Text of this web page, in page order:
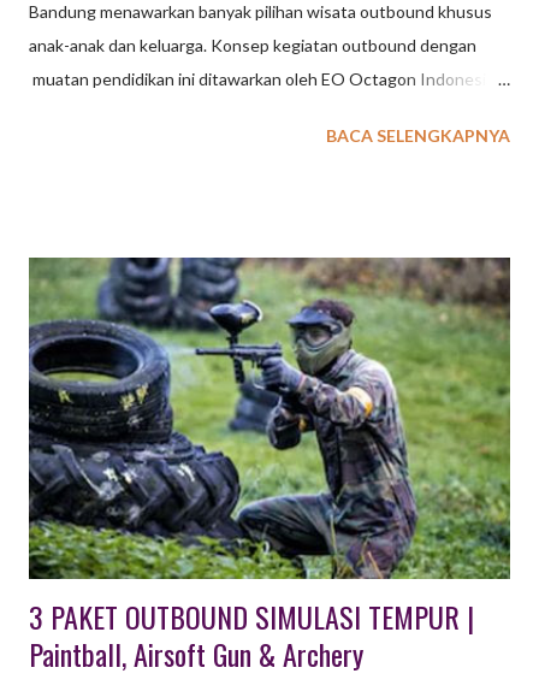
Bandung menawarkan banyak pilihan wisata outbound khusus
anak-anak dan keluarga. Konsep kegiatan outbound dengan
muatan pendidikan ini ditawarkan oleh EO Octagon Indonesia
Untuk kegiatan Family Gathering EXXO sudah sediakan
dengan disesuaikan karakteristik peserta dan usia. baca juga : 36
Tempat Wisata di Lembang TEMPAT WISATA OUTBOUND
UNTUK ANAK & FAMILY GATHERING DI BANDUNG Khusus
Wisata Outbound di Lembang Bandung ini , paket untuk usia
anak - anak tersedia Program Outbound Character Building
berupa aktifitas wisata edukasi untuk pelajar PAUD, TK maupun
SD dan SMP. Teriakan anak - anak terdengar sangat nyaring saat
pemandu dari EO Octagon Indonesia memberi instruksi ...
BACA SELENGKAPNYA
3 PAKET OUTBOUND SIMULASI TEMPUR |
Paintball, Airsoft Gun & Archery